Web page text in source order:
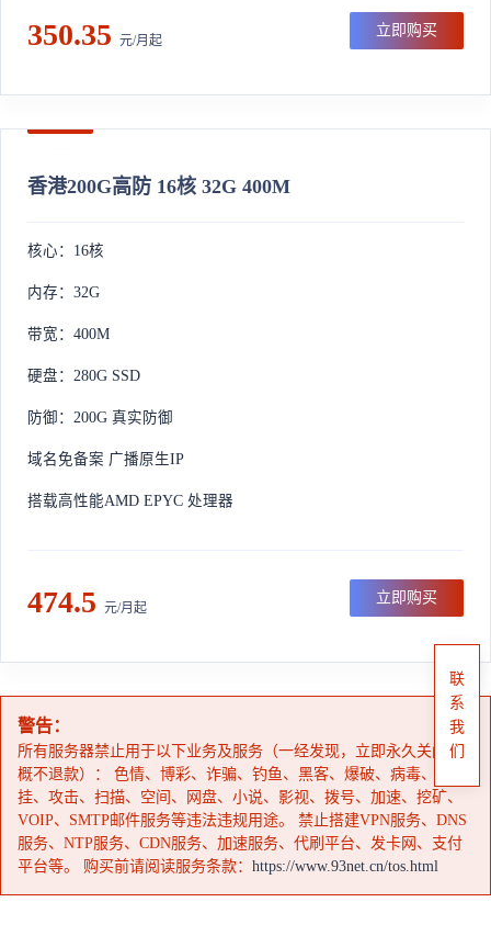
350.35 元/月起
立即购买
香港200G高防 16核 32G 400M
核心：16核
内存：32G
带宽：400M
硬盘：280G SSD
防御：200G 真实防御
域名免备案 广播原生IP
搭载高性能AMD EPYC 处理器
474.5 元/月起
立即购买
警告：
所有服务器禁止用于以下业务及服务（一经发现，立即永久关闭，
概不退款）： 色情、博彩、诈骗、钓鱼、黑客、爆破、病毒、外
挂、攻击、扫描、空间、网盘、小说、影视、拨号、加速、挖矿、
VOIP、SMTP邮件服务等违法违规用途。 禁止搭建VPN服务、DNS
服务、NTP服务、CDN服务、加速服务、代刷平台、发卡网、支付
平台等。 购买前请阅读服务条款： https://www.93net.cn/tos.html
联
系
我
们